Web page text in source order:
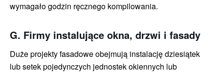
wymagało godzin ręcznego kompilowania.
G. Firmy instalujące okna, drzwi i fasady
Duże projekty fasadowe obejmują instalację dziesiątek
lub setek pojedynczych jednostek okiennych lub